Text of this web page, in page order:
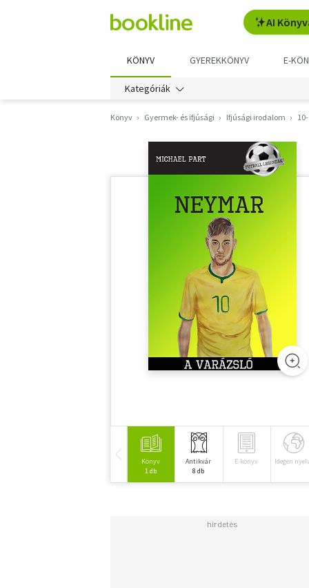
AI
KÖNYV GYEREKKÖNYV E-
Kategóriák
Könyv Gyermek- és ifjúsági Ifjúsági irodalom
Könyv
1 db
Antikvár
8 db
E-könyv Idegen